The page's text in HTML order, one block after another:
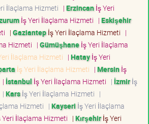
İlaçlama Hizmeti | Erzincanİş Yeri
İş Yeri İlaçlama Hizmeti | Eskişehir
| Gaziantepİş Yeri İlaçlama Hizmeti |
Hizmeti | Gümüşhaneİş Yeri İlaçlama
İlaçlama Hizmeti | Hatayİş Yeri
İş Yeri İlaçlama Hizmeti | Mersinİş
| İstanbul İş Yeri İlaçlama Hizmeti | İzmirİş
| Karsİş Yeri İlaçlama Hizmeti |
Hizmeti | Kayseri İş Yeri İlaçlama
Yeri İlaçlama Hizmeti | Kırşehirİş Yeri